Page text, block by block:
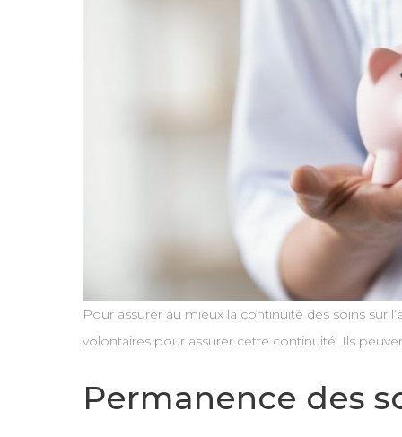
Pour assurer au mieux la continuité des soins sur
volontaires pour assurer cette continuité. Ils
Permanence des